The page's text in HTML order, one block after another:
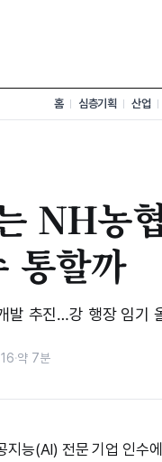
홈 심층기획 산업
NH농
통할까
발 추진…강 행장 임기
·약 7분
능(AI) 전문 기업 인수